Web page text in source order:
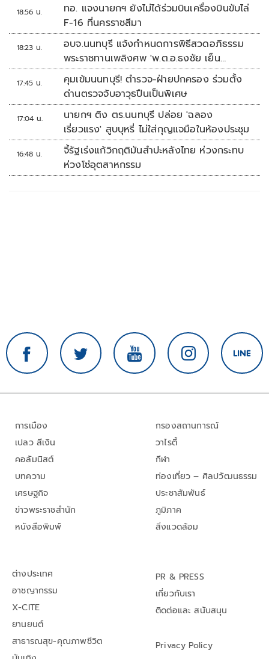
18:56 น.
ทอ. แจงนายกฯ ยังไม่ได้ร่วมบินเครื่องบินขับไล่
F-16 ที่นครราชสีมา
18:23 น.
อบจ.นนทบุรี แจ้งกำหนดการพิธีสวดอภิธรรม
พระราชทานเพลิงศพ 'พ.ต.อ.ธงชัย เย็น
ประเสริฐ'
17:45 น.
คุมเข้มนนทบุรี! ตำรวจ-ฝ่ายปกครอง ร่วมตั้ง
ด่านตรวจจับอาวุธปืนเป็นพิเศษ
17:04 น.
นายกฯ ติง ตร.นนทบุรี ปล่อย 'ฉลอง
เรี่ยวแรง' สูบบุหรี่ ไม่ใส่กุญแจมือในห้องประชุม
16:48 น.
จี้รัฐเร่งแก้วิกฤติมันสำปะหลังไทย ห่วงกระทบ
ห่วงโซ่อุตสาหกรรม
การเมือง
เปลว สีเงิน
คอลัมนิสต์
บทความ
เศรษฐกิจ
ข่าวพระราชสำนัก
หนังสือพิมพ์
กรองสถานการณ์
วาไรตี้
กีฬา
ท่องเที่ยว – ศิลปวัฒนธรรม
ประชาสัมพันธ์
ภูมิภาค
สิ่งแวดล้อม
ต่างประเทศ
อาชญากรรม
X-CITE
ยานยนต์
สาธารณสุข-คุณภาพชีวิต
PR & PRESS
เกี่ยวกับเรา
ติดต่อและ สนับสนุน
Privacy Policy